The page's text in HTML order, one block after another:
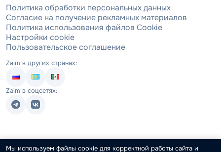
Политика обработки персональных данных
Согласие на получение рекламных материалов
Политика использования файлов Cookie
Настройки cookie
Пользовательское соглашение
Zaim в других странах:
Zaim в соцсетях:
Мы используем файлы cookie для корректной работы сайта и